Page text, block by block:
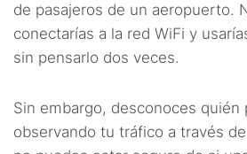
de pasajeros de un aeropuerto.
conectarías a la red WiFi y
sin pensarlo dos veces.
Sin embargo, desconoces quién
observando tu tráfico a través